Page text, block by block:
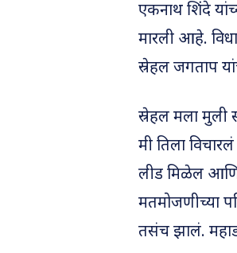
एकनाथ शिंदे
मारली आहे.
स्रेहल जगताप
स्रेहल मला मुली
मी तिला
लीड मिळेल आणि
मतमोजणीच्या
तसंच झालं.